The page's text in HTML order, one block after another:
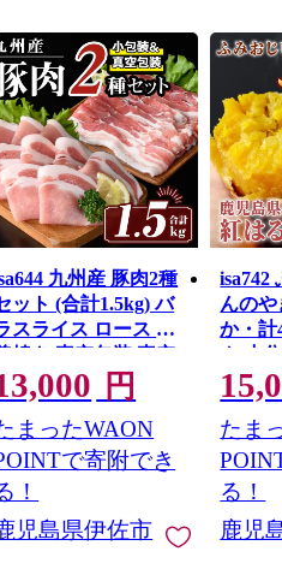
九州産 豚肉2種
ット (合計1.5kg) バ
スライス ロース 生
焼き 真空包装 真空
ック 小分け ぶたに
豚 肉 詰合せ 詰め合
せ 冷凍 【サンキョ
ミート株式会社】
円
まったWAON
で寄附でき
！
児島県伊佐市
isa742
んの
か・計
ク 小
焼き
焼芋
工房】
たま
る！
鹿児